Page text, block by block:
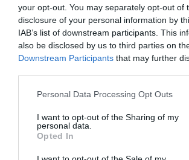
your opt-out. You may separately opt-out of
disclosure of your personal information by
IAB’s list of downstream participants. This
also be disclosed by us to third parties on
Downstream Participants that may further
Please note that this website/app uses one
not limited to your visit or usage behaviour.
grant or deny consent to Google and its
use your data for below specified purposes
consent section.
Personal Data Processing Opt Outs
I want to opt-out of the Sharing of my
personal data.
Opted In